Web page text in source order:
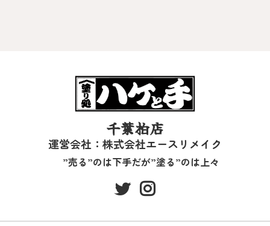
千葉柏店
運営会社：株式会社エースリメイク
”売る”のは下手だが”塗る”のは上々